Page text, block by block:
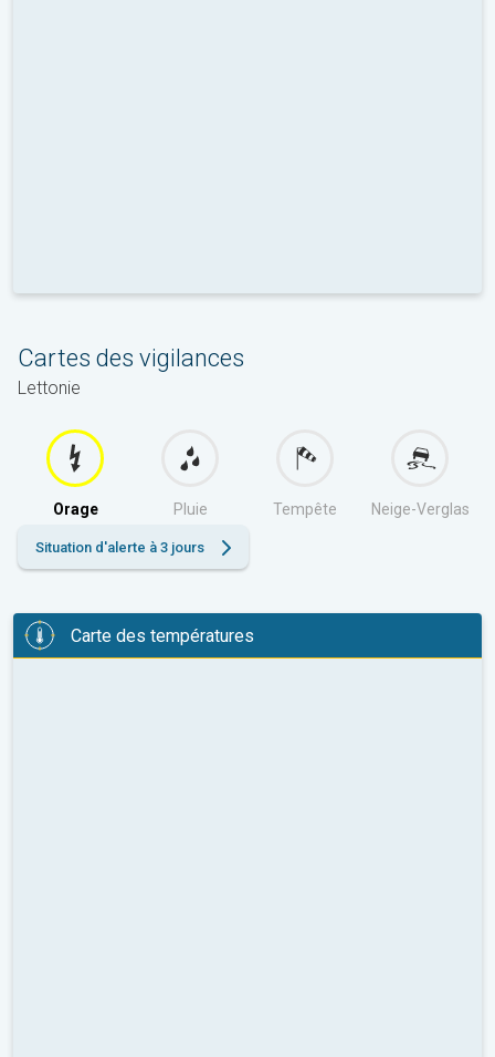
Cartes des vigilances
Lettonie
Orage Pluie Tempête Neige-Verglas
Situation d'alerte à 3 jours
Carte des températures